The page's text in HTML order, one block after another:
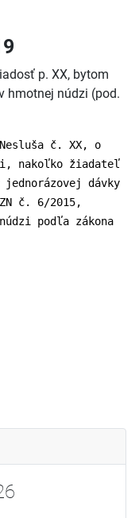
p. XX, bytom
hmotnej núdzi (pod.
č. XX, o
nakoľko žiadateľ
jednorázovej dávky
č. 6/2015,
podľa zákona